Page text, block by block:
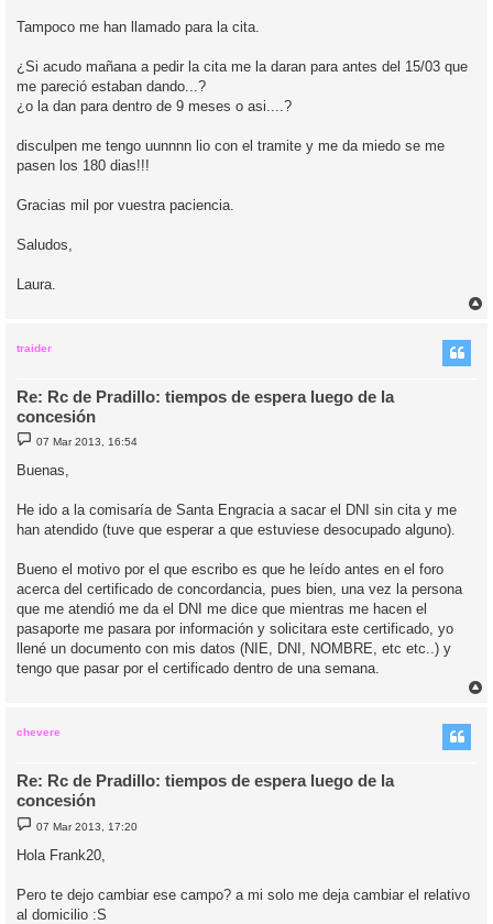
Tampoco me han llamado para la cita.
¿Si acudo mañana a pedir la cita me la daran para antes del 15/03 que
me pareció estaban dando...?
¿o la dan para dentro de 9 meses o asi....?
disculpen me tengo uunnnn lio con el tramite y me da miedo se me
pasen los 180 dias!!!
Gracias mil por vuestra paciencia.
Saludos,
Laura.
traider
Re: Rc de Pradillo: tiempos de espera luego de la
concesión
M
s
e
07 Mar 2013, 16:54
Buenas,
He ido a la comisaría de Santa Engracia a sacar el DNI sin cita y me
han atendido (tuve que esperar a que estuviese desocupado alguno).
Bueno el motivo por el que escribo es que he leído antes en el foro
acerca del certificado de concordancia, pues bien, una vez la persona
que me atendió me da el DNI me dice que mientras me hacen el
pasaporte me pasara por información y solicitara este certificado, yo
llené un documento con mis datos (NIE, DNI, NOMBRE, etc etc..) y
tengo que pasar por el certificado dentro de una semana.
chevere
Re: Rc de Pradillo: tiempos de espera luego de la
concesión
M
e
n
s
e
07 Mar 2013, 17:20
Hola Frank20,
Pero te dejo cambiar ese campo? a mi solo me deja cambiar el relativo
al domicilio :S